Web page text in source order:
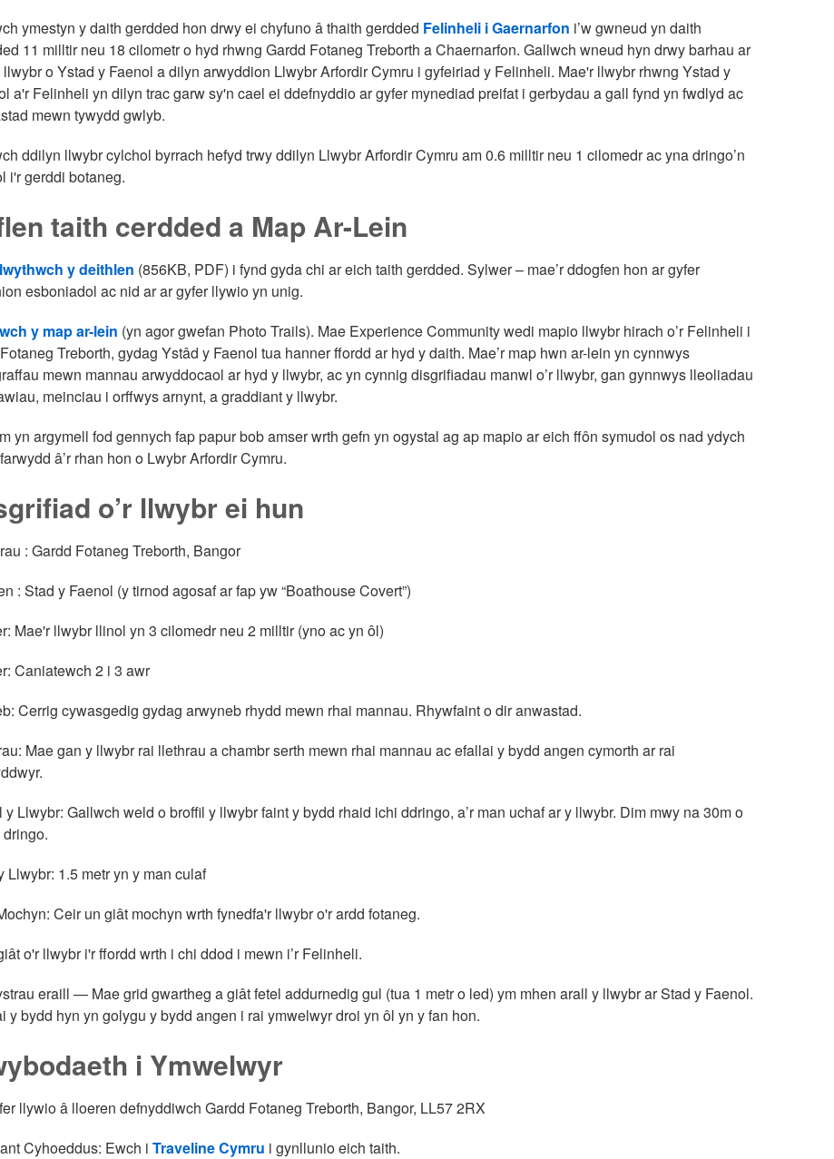
ymestyn y daith gerdded hon drwy ei chyfuno â thaith gerdded Felinheli i Gaernarfon i’w gwneud yn daith
11 milltir neu 18 cilometr o hyd rhwng Gardd Fotaneg Treborth a Chaernarfon. Gallwch wneud hyn drwy barhau ar
llwybr o Ystad y Faenol a dilyn arwyddion Llwybr Arfordir Cymru i gyfeiriad y Felinheli. Mae'r llwybr rhwng Ystad y
a'r Felinheli yn dilyn trac garw sy'n cael ei ddefnyddio ar gyfer mynediad preifat i gerbydau a gall fynd yn fwdlyd ac
mewn tywydd gwlyb.
ddilyn llwybr cylchol byrrach hefyd trwy ddilyn Llwybr Arfordir Cymru am 0.6 milltir neu 1 cilomedr ac yna dringo’n
i'r gerddi botaneg.
taith cerdded a Map Ar-Lein
y deithlen (856KB, PDF) i fynd gyda chi ar eich taith gerdded. Sylwer – mae’r ddogfen hon ar gyfer
esboniadol ac nid ar ar gyfer llywio yn unig.
y map ar-lein (yn agor gwefan Photo Trails). Mae Experience Community wedi mapio llwybr hirach o’r Felinheli i
Treborth, gydag Ystâd y Faenol tua hanner ffordd ar hyd y daith. Mae’r map hwn ar-lein yn cynnwys
mewn mannau arwyddocaol ar hyd y llwybr, ac yn cynnig disgrifiadau manwl o’r llwybr, gan gynnwys lleoliadau
meinciau i orffwys arnynt, a graddiant y llwybr.
yn argymell fod gennych fap papur bob amser wrth gefn yn ogystal ag ap mapio ar eich ffôn symudol os nad ydych
â’r rhan hon o Lwybr Arfordir Cymru.
o’r llwybr ei hun
: Gardd Fotaneg Treborth, Bangor
: Stad y Faenol (y tirnod agosaf ar fap yw “Boathouse Covert”)
Mae'r llwybr llinol yn 3 cilomedr neu 2 milltir (yno ac yn ôl)
Caniatewch 2 i 3 awr
Cerrig cywasgedig gydag arwyneb rhydd mewn rhai mannau. Rhywfaint o dir anwastad.
Mae gan y llwybr rai llethrau a chambr serth mewn rhai mannau ac efallai y bydd angen cymorth ar rai
y Llwybr: Gallwch weld o broffil y llwybr faint y bydd rhaid ichi ddringo, a’r man uchaf ar y llwybr. Dim mwy na 30m o
Llwybr: 1.5 metr yn y man culaf
Ceir un giât mochyn wrth fynedfa'r llwybr o'r ardd fotaneg.
o'r llwybr i'r ffordd wrth i chi ddod i mewn i’r Felinheli.
eraill — Mae grid gwartheg a giât fetel addurnedig gul (tua 1 metr o led) ym mhen arall y llwybr ar Stad y Faenol.
y bydd hyn yn golygu y bydd angen i rai ymwelwyr droi yn ôl yn y fan hon.
i Ymwelwyr
llywio â lloeren defnyddiwch Gardd Fotaneg Treborth, Bangor, LL57 2RX
Cyhoeddus: Ewch i Traveline Cymru i gynllunio eich taith.